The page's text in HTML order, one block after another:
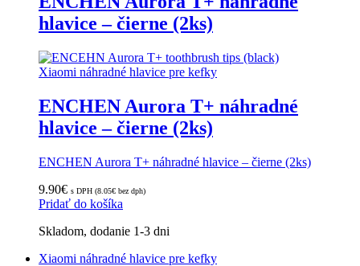
hlavice – čierne (2ks)
Xiaomi náhradné hlavice pre kefky
ENCHEN Aurora T+ náhradné
hlavice – čierne (2ks)
ENCHEN Aurora T+ náhradné hlavice – čierne (2ks)
9.90€ s DPH (8.05€ bez dph)
Pridať do košíka
Skladom, dodanie 1-3 dni
Xiaomi náhradné hlavice pre kefky